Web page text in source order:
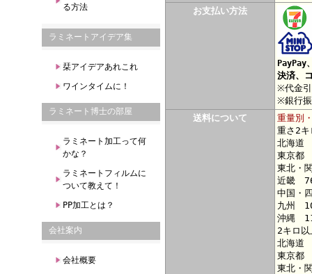
る方法
ラミネートアイデア集
栞アイデアあれこれ
ワインタイムに！
ラミネート博士の部屋
ラミネート加工って何
かな？
ラミネートフィルムに
ついて教えて！
PP加工とは？
会社案内
会社概要
お支払い方法
PayPay
決済、
※代金引
※銀行振
送料について
重量別
重さ2キ
北海道
東京都
東北・
近畿
中国・
九州
沖縄
2キロ以
北海道
東京都
東北・